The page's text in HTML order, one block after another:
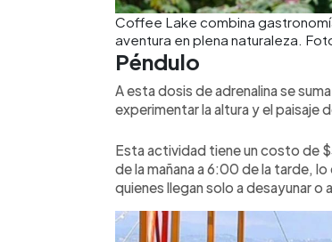
Coffee Lake combina
aventura en plena naturaleza.
Péndulo
A esta dosis de adrenalina se
experimentar la altura y el paisaje
Esta actividad tiene un costo de
de la mañana a 6:00 de la tarde,
quienes llegan solo a desayunar o